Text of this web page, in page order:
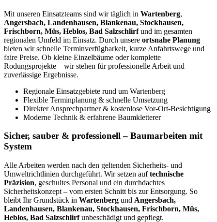
Mit unseren Einsatzteams sind wir täglich in Wartenberg,
Angersbach, Landenhausen, Blankenau, Stockhausen,
Frischborn, Müs, Heblos, Bad Salzschlirfund im gesamten
regionalen Umfeld im Einsatz. Durch unsere ortsnahe Planung
bieten wir schnelle Terminverfügbarkeit, kurze Anfahrtswege und
faire Preise. Ob kleine Einzelbäume oder komplette
Rodungsprojekte – wir stehen für professionelle Arbeit und
zuverlässige Ergebnisse.
Regionale Einsatzgebiete rund um Wartenberg
Flexible Terminplanung & schnelle Umsetzung
Direkter Ansprechpartner & kostenlose Vor-Ort-Besichtigung
Moderne Technik & erfahrene Baumkletterer
Sicher, sauber & professionell – Baumarbeiten mit
System
Alle Arbeiten werden nach den geltenden Sicherheits- und
Umweltrichtlinien durchgeführt. Wir setzen auftechnische
Präzision, geschultes Personal und ein durchdachtes
Sicherheitskonzept – vom ersten Schnitt bis zur Entsorgung. So
bleibt Ihr Grundstück in Wartenberg und Angersbach,
Landenhausen, Blankenau, Stockhausen, Frischborn, Müs,
Heblos, Bad Salzschlirfunbeschädigt und gepflegt.